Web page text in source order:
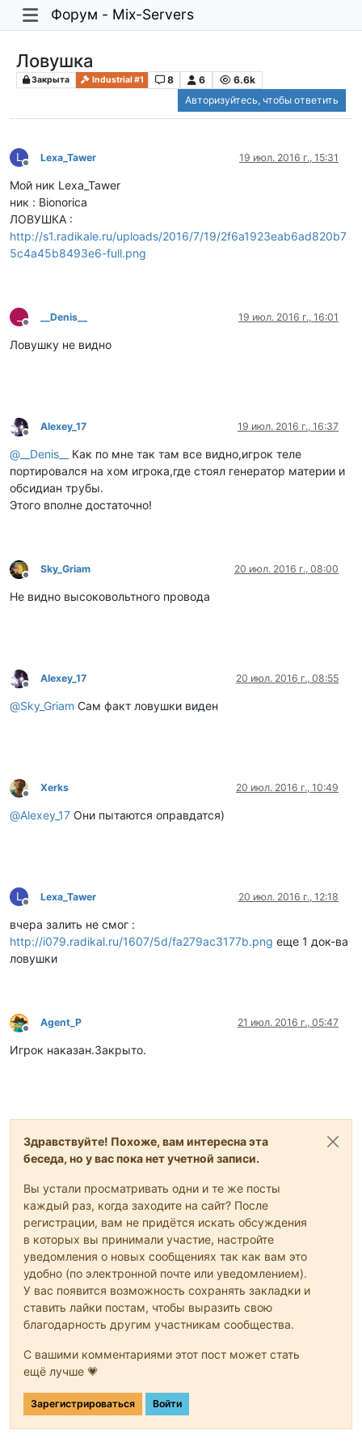
Форум - Mix-Servers
Ловушка
Закрыта Industrial #1 8 6
6.6k
Авторизуйтесь, чтобы ответить
L
Не в сети
Lexa_Tawer 19 июл. 2016 г., 15:31
Мой ник Lexa_Tawer
ник : Bionorica
ЛОВУШКА :
http://s1.radikale.ru/uploads/2016/7/19/2f6a1923eab6ad820b7
5c4a45b8493e6-full.png
Не в сети
__Denis__ 19 июл. 2016 г., 16:01
Ловушку не видно
Не в сети
Alexey_17 19 июл. 2016 г., 16:37
@ __Denis__
Как по мне так там все видно,игрок теле
портировался на хом игрока,где стоял генератор материи и
обсидиан трубы.
Этого вполне достаточно!
Не в сети
Sky_Griam 20 июл. 2016 г., 08:00
Не видно высоковольтного провода
Не в сети
Alexey_17 20 июл. 2016 г., 08:55
@Sky_Griam Сам факт ловушки виден
Не в сети
Xerks 20 июл. 2016 г., 10:49
@Alexey_17 Они пытаются оправдатся)
L
Не в сети
Lexa_Tawer 20 июл. 2016 г., 12:18
вчера залить не смог :
http://i079.radikal.ru/1607/5d/fa279ac3177b.png еще 1 док-ва
ловушки
Не в сети
Agent_P 21 июл. 2016 г., 05:47
Игрок наказан.Закрыто.
Здравствуйте! Похоже, вам интересна эта
беседа, но у вас пока нет учетной записи.
Вы устали просматривать одни и те же посты
каждый раз, когда заходите на сайт? После
регистрации, вам не придётся искать обсуждения
в которых вы принимали участие, настройте
уведомления о новых сообщениях так как вам это
удобно (по электронной почте или уведомлением).
У вас появится возможность сохранять закладки и
ставить лайки постам, чтобы выразить свою
благодарность другим участникам сообщества.
С вашими комментариями этот пост может стать
ещё лучше 💗
Зарегистрироваться Войти